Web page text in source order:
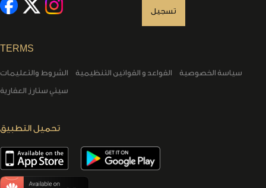
تسجيل
TERMS
الشروط والتعليمات القواعد و القوانين التنظيمية
سياسة الخصوصية
سيتي ستارز العقارية
تحميل التطبيق